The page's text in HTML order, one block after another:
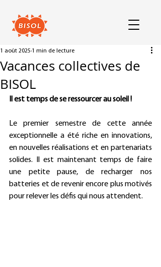
Vacances collectives de
BISOL
1 août 2025 1 min de lecture
Il est temps de se ressourcer au soleil !
Le premier semestre de cette année
exceptionnelle a été riche en innovations,
en nouvelles réalisations et en partenariats
solides. Il est maintenant temps de faire
une petite pause, de recharger nos
batteries et de revenir encore plus motivés
pour relever les défis qui nous attendent.